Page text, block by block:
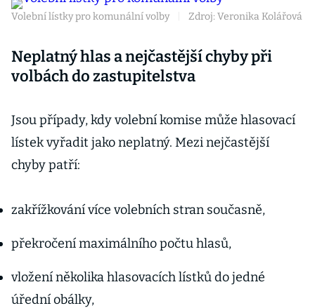
Volební lístky pro komunální volby Zdroj: Veronika Kolářová
Neplatný hlas a nejčastější chyby při
volbách do zastupitelstva
Jsou případy, kdy volební komise může hlasovací
lístek vyřadit jako neplatný. Mezi nejčastější
chyby patří:
zakřížkování více volebních stran současně,
překročení maximálního počtu hlasů,
vložení několika hlasovacích lístků do jedné
úřední obálky,